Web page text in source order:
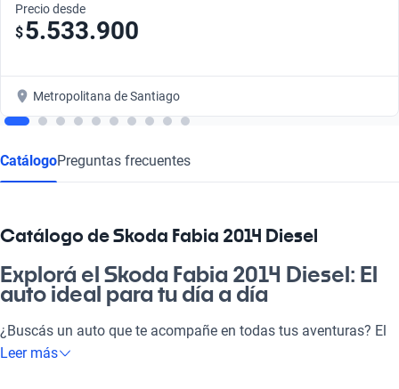
Precio desde
$5.533.900
Metropolitana de Santiago
CatálogoPreguntas frecuentes
Catálogo de Skoda Fabia 2014 Diesel
Explorá el Skoda Fabia 2014 Diesel: El
auto ideal para tu día a día
¿Buscás un auto que te acompañe en todas tus aventuras? El
Skoda Fabia 2014 Diesel es la máquina que necesitás, perfecta
Leer más